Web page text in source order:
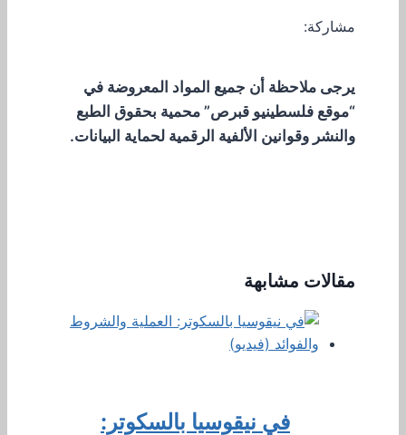
مشاركة:
يرجى ملاحظة أن جميع المواد المعروضة في
“موقع فلسطينيو قبرص” محمية بحقوق الطبع
والنشر وقوانين الألفية الرقمية لحماية البيانات.
مقالات مشابهة
في نيقوسيا بالسكوتر: